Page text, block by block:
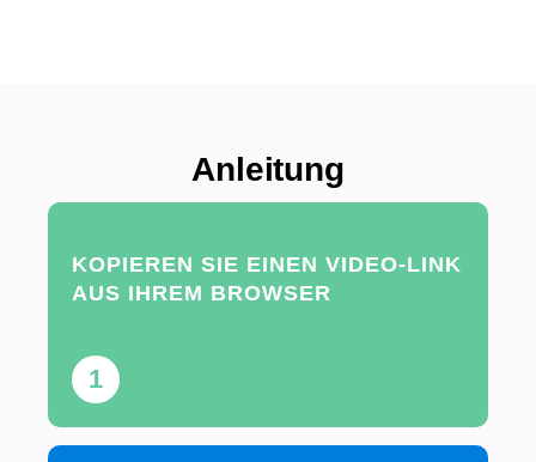
Anleitung
1
KOPIEREN SIE EINEN VIDEO-LINK
AUS IHREM BROWSER